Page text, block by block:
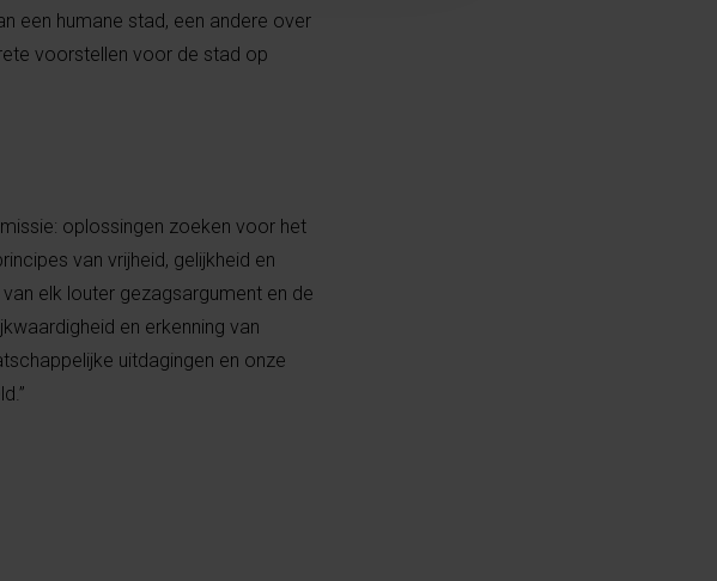
een humane stad, een andere over
voorstellen voor de stad op
oplossingen zoeken voor het
van vrijheid, gelijkheid en
elk louter gezagsargument en de
en erkenning van
uitdagingen en onze